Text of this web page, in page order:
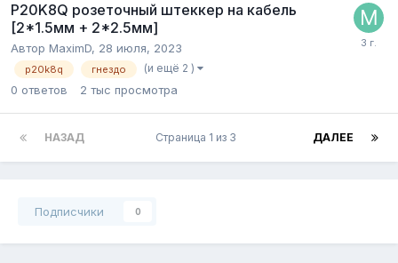
P20K8Q розеточный штеккер на кабель
[2*1.5мм + 2*2.5мм]
Автор MaximD, 28 июля, 2023
p20k8q гнездо (и ещё 2 )
0 ответов 2 тыс просмотра
НАЗАД ДАЛЕЕ
Страница 1 из 3
Подписчики 0